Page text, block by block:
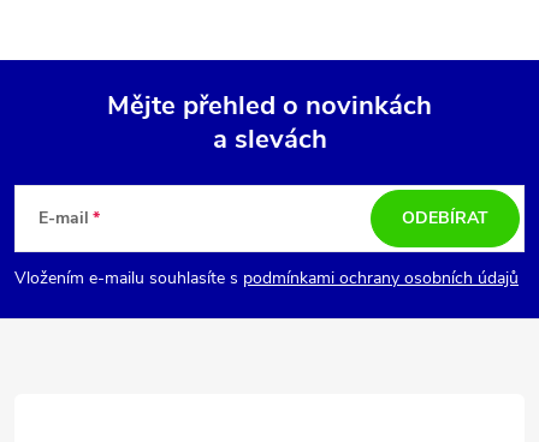
p
a
Mějte přehled o novinkách
a slevách
E-mail
Vložením e-mailu souhlasíte s podmínkami ochrany osobních údajů
ODEBÍRAT